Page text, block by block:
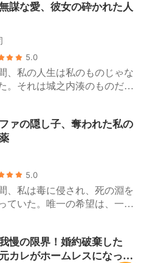
謀な愛、彼女の砕かれた人
5.0
、私の人生は私のものじゃな
。それは城之内湊のものだっ
跡継ぎである彼の付き人にな
書になり、そして最後には、
なった。 そんなある日、
馴染である佳純が街に帰って
彼は私に、彼女と結婚すると
手切れ金を提示した。私の12
人生の対価として、数億円
ァの隠し子、奪われた私の
5.0
、私は毒に侵され、死の淵を
ていた。唯一の希望は、一服
、私は彼が必ず私を救ってく
じきっていた。 しかし、薄
慢の限界！婚約破棄した
カレがホームレスになって